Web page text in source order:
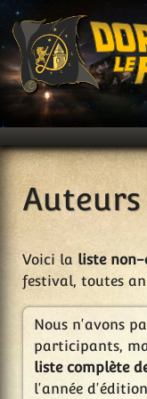
Auteurs
Voici la liste non-
festival, toutes
Nous n'avons
participants,
liste complète
l'année